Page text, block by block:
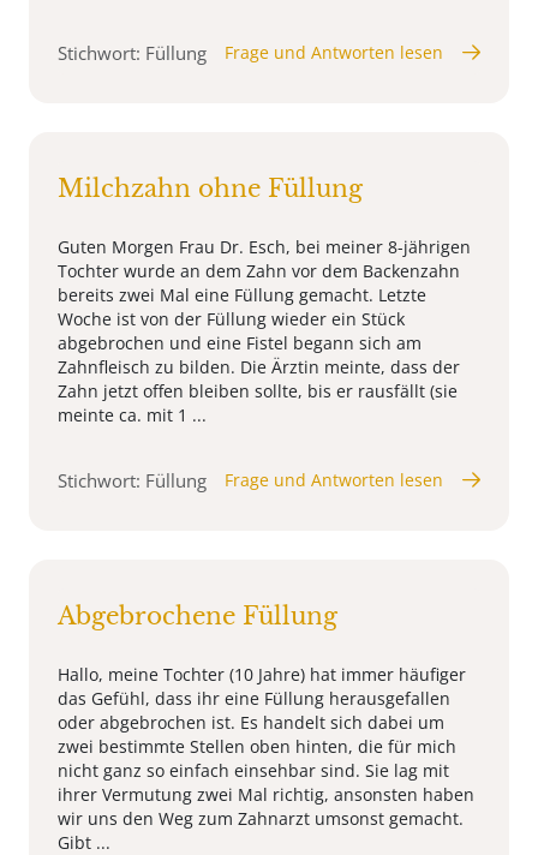
Stichwort: Füllung Frage und Antworten lesen
Milchzahn ohne Füllung
Guten Morgen Frau Dr. Esch, bei meiner 8-jährigen
Tochter wurde an dem Zahn vor dem Backenzahn
bereits zwei Mal eine Füllung gemacht. Letzte
Woche ist von der Füllung wieder ein Stück
abgebrochen und eine Fistel begann sich am
Zahnfleisch zu bilden. Die Ärztin meinte, dass der
Zahn jetzt offen bleiben sollte, bis er rausfällt (sie
meinte ca. mit 1 ...
Stichwort: Füllung Frage und Antworten lesen
Abgebrochene Füllung
Hallo, meine Tochter (10 Jahre) hat immer häufiger
das Gefühl, dass ihr eine Füllung herausgefallen
oder abgebrochen ist. Es handelt sich dabei um
zwei bestimmte Stellen oben hinten, die für mich
nicht ganz so einfach einsehbar sind. Sie lag mit
ihrer Vermutung zwei Mal richtig, ansonsten haben
wir uns den Weg zum Zahnarzt umsonst gemacht.
Gibt ...